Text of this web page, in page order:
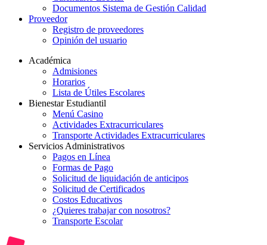
Documentos Sistema de Gestión Calidad
Proveedor
Registro de proveedores
Opinión del usuario
Académica
Admisiones
Horarios
Lista de Útiles Escolares
Bienestar Estudiantil
Menú Casino
Actividades Extracurriculares
Transporte Actividades Extracurriculares
Servicios Administrativos
Pagos en Línea
Formas de Pago
Solicitud de liquidación de anticipos
Solicitud de Certificados
Costos Educativos
¿Quieres trabajar con nosotros?
Transporte Escolar